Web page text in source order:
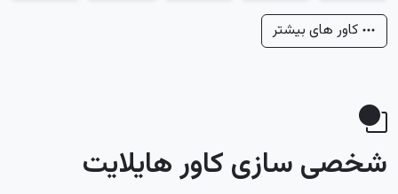
کاور های بیشتر
شخصی سازی کاور هایلایت